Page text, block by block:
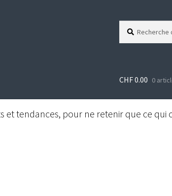
pour :
r
h
e
CHF0.00 0
tendances, pour ne retenir que ce qui